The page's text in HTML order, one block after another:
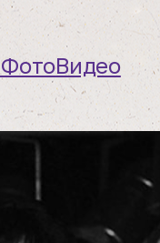
ФотоВидео